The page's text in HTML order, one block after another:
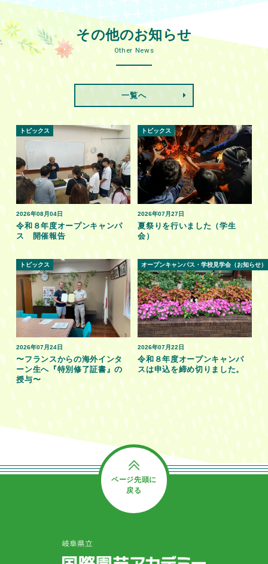
その他のお知らせ
Other News
一覧へ
2026年08月04日
トピックス
令和８年度オープンキャンパ
ス 開催報告
2026年07月27日
トピックス
夏祭りを行いました（学生
会）
2026年07月24日
トピックス
〜フランスからの海外インタ
ーン生へ『特別修了証書』の
授与〜
2026年07月22日
オープンキャンパス・学校見学会（お知らせ）
令和８年度オープンキャンパ
スは申込を締め切りました。
ページ先頭に
戻る